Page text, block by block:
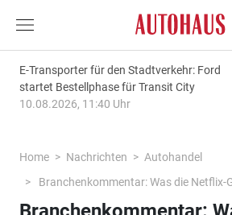
E-Transporter für den Stadtverkehr: Ford
startet Bestellphase für Transit City
10.08.2026, 11:40 Uhr
Home Nachrichten
Autohandel
Branchenkommentar: Was die Netflix-